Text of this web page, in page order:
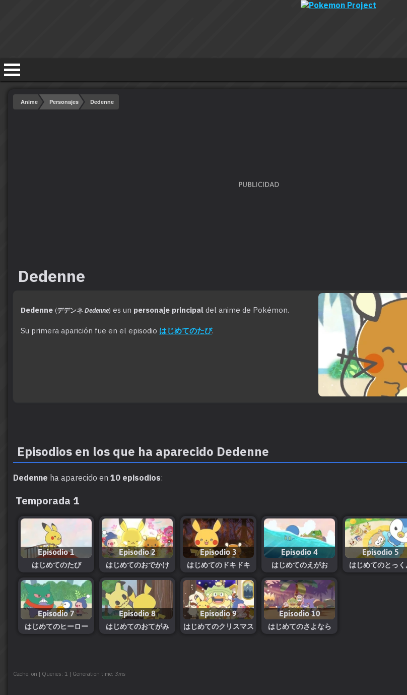
Anime Personajes Dedenne
Dedenne
Dedenne (デデンネ Dedenne) es un personaje principal del anime de Pokémon.
Su primera aparición fue en el episodio はじめてのたび.
Episodios en los que ha aparecido Dedenne
Dedenne ha aparecido en 10 episodios:
Temporada 1
Episodio 1
はじめてのたび
Episodio 2
はじめてのおでかけ
Episodio 3
はじめてのドキドキ
Episodio 4
はじめてのえがお
Episodio 5
はじめてのとっく
Episodio 7
はじめてのヒーロー
Episodio 8
はじめてのおてがみ
Episodio 9
はじめてのクリスマス
Episodio 10
はじめてのさよなら
Cache: on | Queries: 1 | Generation time: 3ms